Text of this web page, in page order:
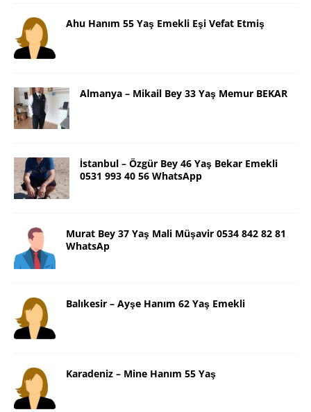
Ahu Hanım 55 Yaş Emekli Eşi Vefat Etmiş
Almanya – Mikail Bey 33 Yaş Memur BEKAR
İstanbul – Özgür Bey 46 Yaş Bekar Emekli
0531 993 40 56 WhatsApp
Murat Bey 37 Yaş Mali Müşavir 0534 842 82 81
WhatsAp
Balıkesir – Ayşe Hanım 62 Yaş Emekli
Karadeniz – Mine Hanım 55 Yaş